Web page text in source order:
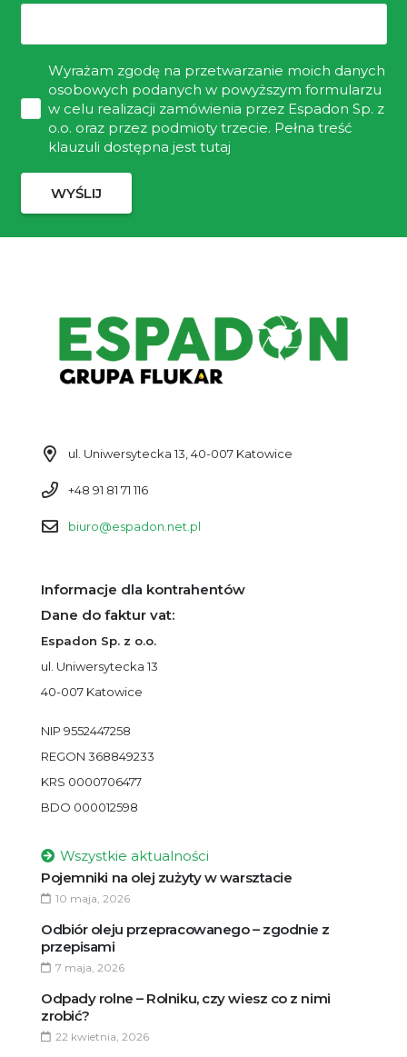
Wyrażam zgodę na przetwarzanie moich danych
osobowych podanych w powyższym formularzu
w celu realizacji zamówienia przez Espadon Sp. z
o.o. oraz przez podmioty trzecie. Pełna treść
klauzuli dostępna jest tutaj
WYŚLIJ
ul. Uniwersytecka 13, 40-007 Katowice
+48 91 81 71 116
biuro@espadon.net.pl
Informacje dla kontrahentów
Dane do faktur vat:
Espadon Sp. z o.o.
ul. Uniwersytecka 13
40-007 Katowice
NIP 9552447258
REGON 368849233
KRS 0000706477
BDO 000012598
Wszystkie aktualności
Pojemniki na olej zużyty w warsztacie
10 maja, 2026
Odbiór oleju przepracowanego – zgodnie z
przepisami
7 maja, 2026
Odpady rolne – Rolniku, czy wiesz co z nimi
zrobić?
22 kwietnia, 2026